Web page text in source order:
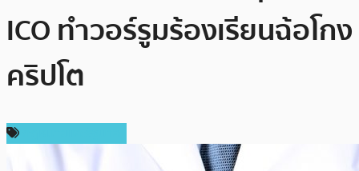
ICO ทำวอร์รูมร้องเรียนฉ้อโกง
คริปโต